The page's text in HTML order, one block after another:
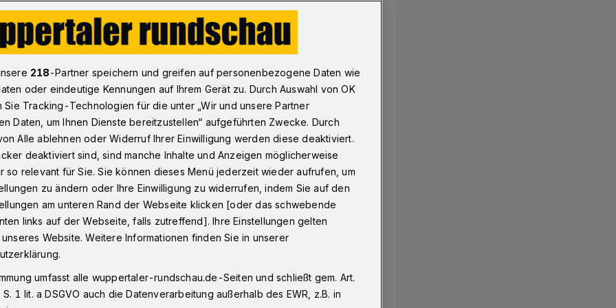
Biologische Station Wupper zieht um nach Remscheid
Wupper
der für die Städte Remscheid,
Biologischen Station Mittlere Wupper
218-Partner speichern und greifen auf personenbezogene Daten wie
oder eindeutige Kennungen auf Ihrem Gerät zu. Durch Auswahl von OK
Sie Tracking-Technologien für die unter „Wir und unsere Partner
Daten, um Ihnen Dienste bereitzustellen“ aufgeführten Zwecke. Durch
Alle ablehnen oder Widerruf Ihrer Einwilligung werden diese deaktiviert.
deaktiviert sind, sind manche Inhalte und Anzeigen möglicherweise
so relevant für Sie. Sie können dieses Menü jederzeit wieder aufrufen, um
zu ändern oder Ihre Einwilligung zu widerrufen, indem Sie auf den
am unteren Rand der Webseite klicken [oder das schwebende
links auf der Webseite, falls zutreffend]. Ihre Einstellungen gelten
Website. Weitere Informationen finden Sie in unserer
umfasst alle wuppertaler-rundschau.de-Seiten und schließt gem. Art.
1 lit. a DSGVO auch die Datenverarbeitung außerhalb des EWR, z.B. in